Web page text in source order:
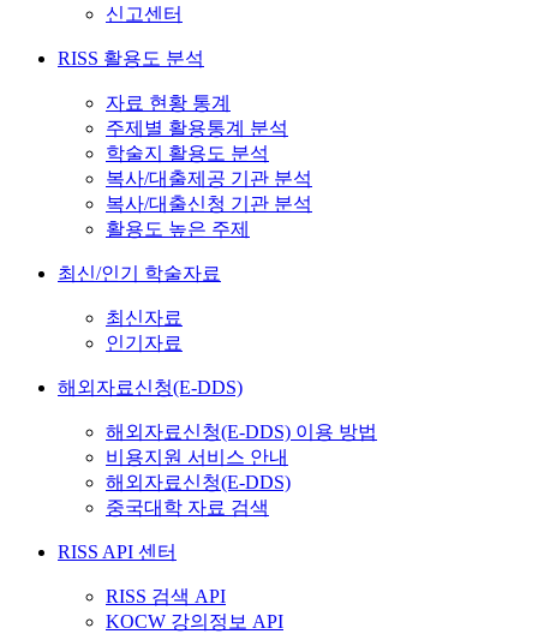
신고센터
RISS 활용도 분석
자료 현황 통계
주제별 활용통계 분석
학술지 활용도 분석
복사/대출제공 기관 분석
복사/대출신청 기관 분석
활용도 높은 주제
최신/인기 학술자료
최신자료
인기자료
해외자료신청(E-DDS)
해외자료신청(E-DDS) 이용 방법
비용지원 서비스 안내
해외자료신청(E-DDS)
중국대학 자료 검색
RISS API 센터
RISS 검색 API
KOCW 강의정보 API